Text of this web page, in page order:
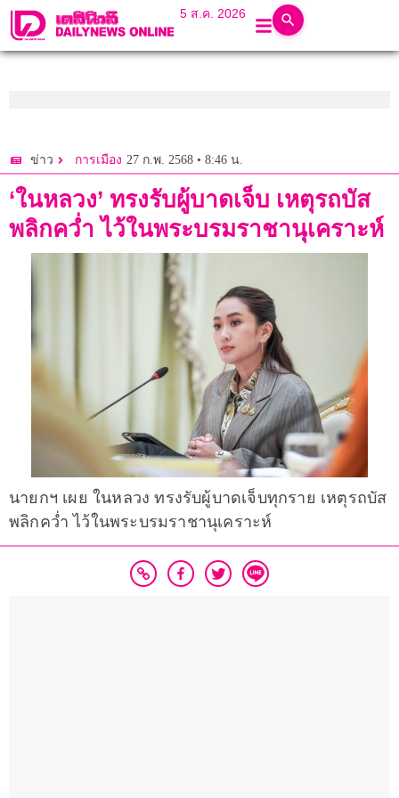
5 ส.ค. 2026
ข่าว การเมือง 27 ก.พ. 2568 • 8:46 น.
‘ในหลวง’ ทรงรับผู้บาดเจ็บ เหตุรถบัส
พลิกคว่ำ ไว้ในพระบรมราชานุเคราะห์
นายกฯ เผย ในหลวง ทรงรับผู้บาดเจ็บทุกราย เหตุรถบัส
พลิกคว่ำ ไว้ในพระบรมราชานุเคราะห์